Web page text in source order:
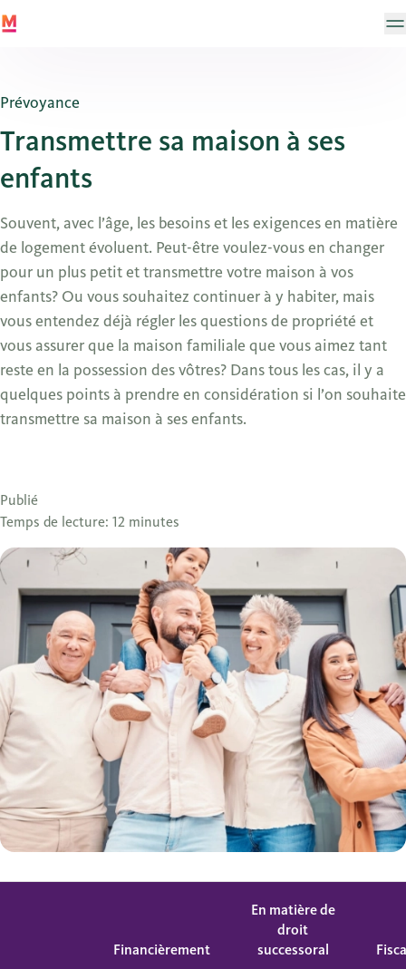
Prévoyance
Transmettre sa maison à ses
enfants
Souvent, avec l’âge, les besoins et les exigences en matière
de logement évoluent. Peut-être voulez-vous en changer
pour un plus petit et transmettre votre maison à vos
enfants? Ou vous souhaitez continuer à y habiter, mais
vous entendez déjà régler les questions de propriété et
vous assurer que la maison familiale que vous aimez tant
reste en la possession des vôtres? Dans tous les cas, il y a
quelques points à prendre en considération si l’on souhaite
transmettre sa maison à ses enfants.
Publié
Temps de lecture: 12 minutes
Financièrement
En matière de
droit
successoral